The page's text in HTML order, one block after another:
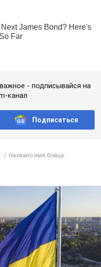
- подписывайся на
канал
Подписаться
Названо имя бойца...